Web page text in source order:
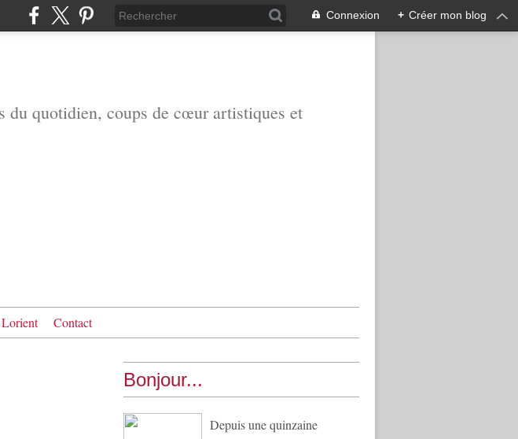
Connexion + Créer mon blog
du quotidien, coups de cœur artistiques et
Contact
Bonjour...
Depuis une quinzaine